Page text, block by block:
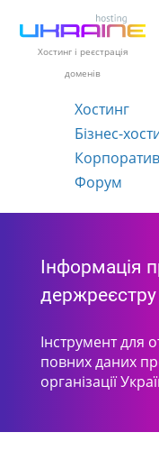
Хостинг і реєстрація
доменів
Хостинг
Бізнес-
Форум
Інформація
держреєстру
Інструмент для
повних даних
організації